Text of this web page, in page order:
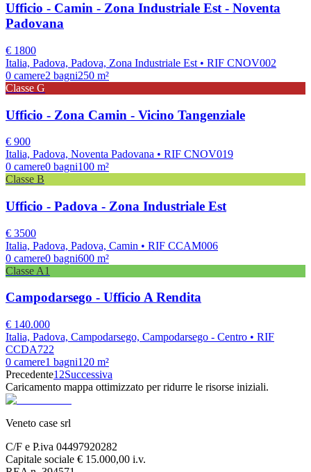
Ufficio - Camin - Zona Industriale Est - Noventa
Padovana
€ 1800
Italia, Padova, Padova, Zona Industriale Est • RIF CNOV002
0 camere2 bagni250 m²
Classe G
Ufficio - Zona Camin - Vicino Tangenziale
€ 900
Italia, Padova, Noventa Padovana • RIF CNOV019
0 camere0 bagni100 m²
Classe B
Ufficio - Padova - Zona Industriale Est
€ 3500
Italia, Padova, Padova, Camin • RIF CCAM006
0 camere0 bagni600 m²
Classe A1
Campodarsego - Ufficio A Rendita
€ 140.000
Italia, Padova, Campodarsego, Campodarsego - Centro • RIF
CCDA722
0 camere1 bagni120 m²
Precedente1 2Successiva
Caricamento mappa ottimizzato per ridurre le risorse iniziali.
Veneto case srl
C/F e P.iva 04497920282
Capitale sociale € 15.000,00 i.v.